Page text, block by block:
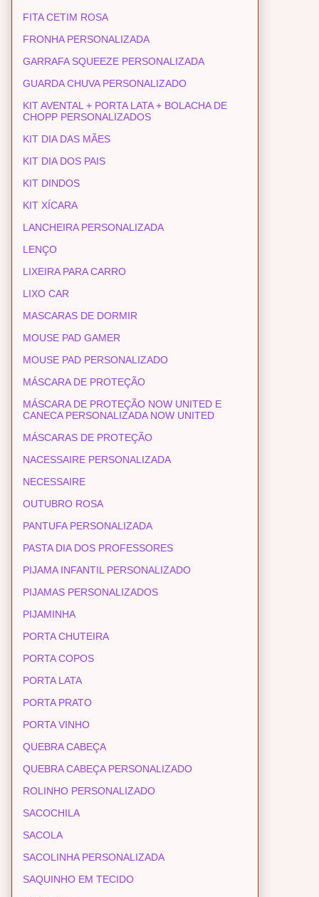
FITA CETIM ROSA
FRONHA PERSONALIZADA
GARRAFA SQUEEZE PERSONALIZADA
GUARDA CHUVA PERSONALIZADO
KIT AVENTAL + PORTA LATA + BOLACHA DE
CHOPP PERSONALIZADOS
KIT DIA DAS MÃES
KIT DIA DOS PAIS
KIT DINDOS
KIT XÍCARA
LANCHEIRA PERSONALIZADA
LENÇO
LIXEIRA PARA CARRO
LIXO CAR
MASCARAS DE DORMIR
MOUSE PAD GAMER
MOUSE PAD PERSONALIZADO
MÁSCARA DE PROTEÇÃO
MÁSCARA DE PROTEÇÃO NOW UNITED E
CANECA PERSONALIZADA NOW UNITED
MÁSCARAS DE PROTEÇÃO
NACESSAIRE PERSONALIZADA
NECESSAIRE
OUTUBRO ROSA
PANTUFA PERSONALIZADA
PASTA DIA DOS PROFESSORES
PIJAMA INFANTIL PERSONALIZADO
PIJAMAS PERSONALIZADOS
PIJAMINHA
PORTA CHUTEIRA
PORTA COPOS
PORTA LATA
PORTA PRATO
PORTA VINHO
QUEBRA CABEÇA
QUEBRA CABEÇA PERSONALIZADO
ROLINHO PERSONALIZADO
SACOCHILA
SACOLA
SACOLINHA PERSONALIZADA
SAQUINHO EM TECIDO